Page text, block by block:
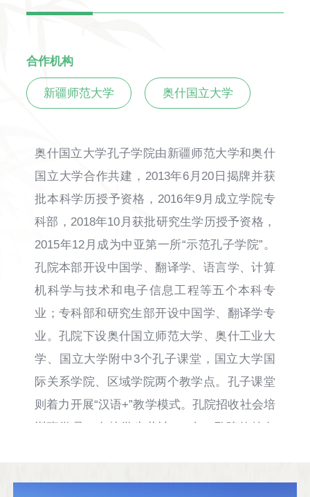
合作机构
新疆师范大学 奥什国立大学
奥什国立大学孔子学院由新疆师范大学和奥什
国立大学合作共建，2013年6月20日揭牌并获
批本科学历授予资格，2016年9月成立学院专
科部，2018年10月获批研究生学历授予资格，
2015年12月成为中亚第一所“示范孔子学院”。
孔院本部开设中国学、翻译学、语言学、计算
机科学与技术和电子信息工程等五个本科专
业；专科部和研究生部开设中国学、翻译学专
业。孔院下设奥什国立师范大学、奥什工业大
学、国立大学附中3个孔子课堂，国立大学国
际关系学院、区域学院两个教学点。孔子课堂
则着力开展“汉语+”教学模式。孔院招收社会培
训班学员，在校学生共计885人。孔院的特色